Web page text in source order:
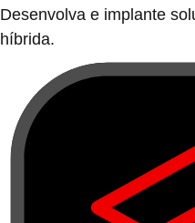
Desenvolva e implante
híbrida.